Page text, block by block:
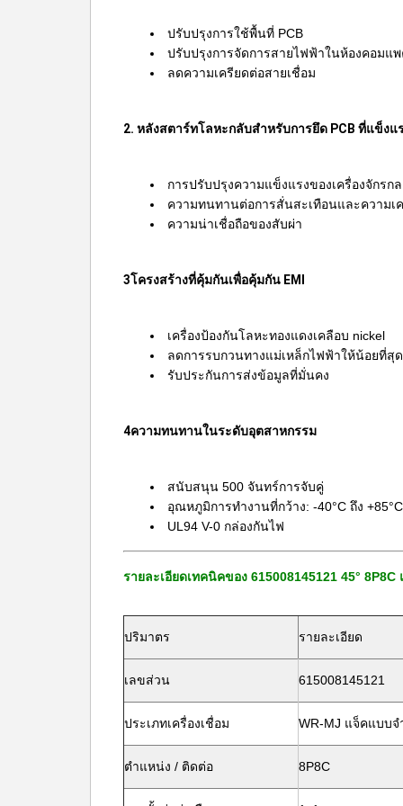
ปรับปรุงการใช้พื้นที่ PCB
ปรับปรุงการจัดการสายไฟฟ้าในห้องคอมแ
ลดความเครียดต่อสายเชื่อม
2. หลังสตาร์ทโลหะกลับสําหรับการยึด PCB ที่แข็งแ
การปรับปรุงความแข็งแรงของเครื่องจักรกล
ความทนทานต่อการสั่นสะเทือนและความเ
ความน่าเชื่อถือของสับผ่า
3โครงสร้างที่คุ้มกันเพื่อคุ้มกัน EMI
เครื่องป้องกันโลหะทองแดงเคลือบ nickel
ลดการรบกวนทางแม่เหล็กไฟฟ้าให้น้อยที่สุด
รับประกันการส่งข้อมูลที่มั่นคง
4ความทนทานในระดับอุตสาหกรรม
สนับสนุน 500 จันทร์การจับคู่
อุณหภูมิการทํางานที่กว้าง: -40°C ถึง +85°C
UL94 V-0 กล่องกันไฟ
รายละเอียดเทคนิคของ 615008145121 45° 8P8C
ปริมาตร รายละเอียด
เลขส่วน 615008145121
ประเภทเครื่องเชื่อม WR-MJ แจ็คแบบจํ
ตําแหน่ง / ติดต่อ 8P8C